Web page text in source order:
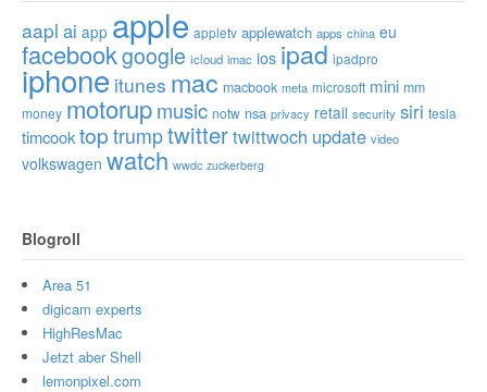
aapl ai app apple appletv applewatch apps china eu
facebookgoogle icloud imac ios ipad ipadpro
iphone itunes mac macbook meta microsoft mini mm
money motorupmusic notw nsa privacy retail security siri tesla
timcooktop trumptwittertwittwoch update video
volkswagen watch wwdc zuckerberg
Blogroll
Area 51
digicam experts
HighResMac
Jetzt aber Shell
lemonpixel.com